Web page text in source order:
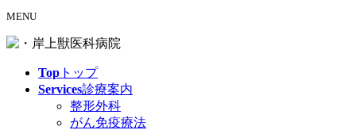
MENU
Top トップ
Services診療案内
整形外科
がん免疫療法